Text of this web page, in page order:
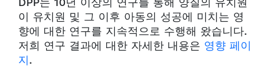
이 유치원 및 그 이후 아동의 성공에 미치는 영
향에 대한 연구를 지속적으로 수행해 왔습니다.
저희 연구 결과에 대한 자세한 내용은 영향 페이
지.